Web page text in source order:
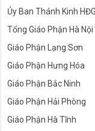
Ủy Ban Thánh Kinh
Tổng Giáo Phận Hà Nội
Giáo Phận Lạng Sơn
Giáo Phận Hưng Hóa
Giáo Phận Bắc Ninh
Giáo Phận Hải Phòng
Giáo Phận Hà Tĩnh